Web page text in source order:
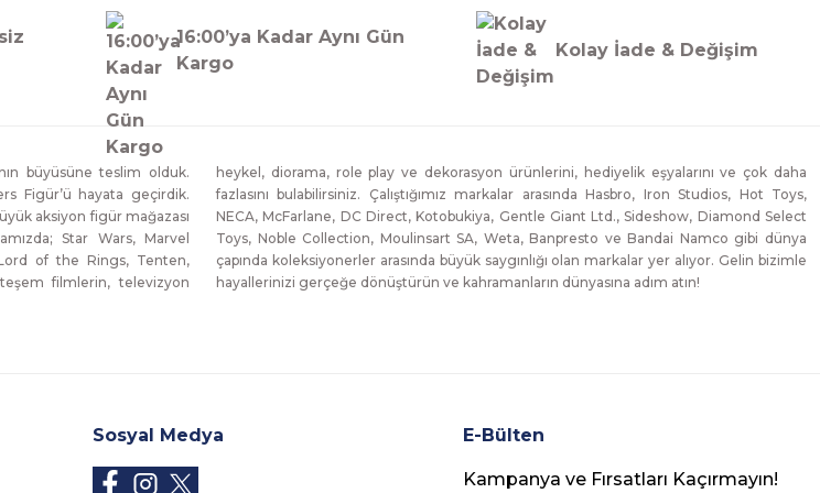
16:00’ya Kadar Aynı Gün
Kargo
Kolay İade & Değişim
büyüsüne teslim olduk.
Figür’ü hayata geçirdik.
aksiyon figür mağazası
Star Wars, Marvel
of the Rings, Tenten,
filmlerin, televizyon
heykel, diorama, role play ve dekorasyon ürünlerini, hediyelik eşyalarını ve çok daha
fazlasını bulabilirsiniz. Çalıştığımız markalar arasında Hasbro, Iron Studios, Hot Toys,
NECA, McFarlane, DC Direct, Kotobukiya, Gentle Giant Ltd., Sideshow, Diamond Select
Toys, Noble Collection, Moulinsart SA, Weta, Banpresto ve Bandai Namco gibi dünya
çapında koleksiyonerler arasında büyük saygınlığı olan markalar yer alıyor. Gelin bizimle
hayallerinizi gerçeğe dönüştürün ve kahramanların dünyasına adım atın!
Sosyal Medya E-Bülten
Kampanya ve Fırsatları Kaçırmayın!